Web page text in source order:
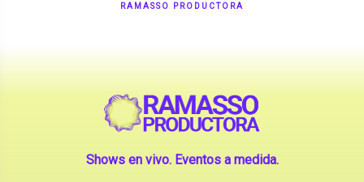
RAMASSO PRODUCTORA
Shows en vivo. Eventos a medida.